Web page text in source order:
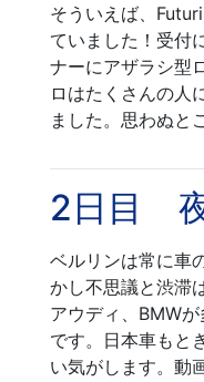
そういえば、
ていました！受付
ナーにアザラシ型
ロはたくさんの人
ました。思わぬと
2日目 夜
ベルリンは常に車
かし不思議と渋滞
アウディ、BMW
です。日本車もと
い気がします。動